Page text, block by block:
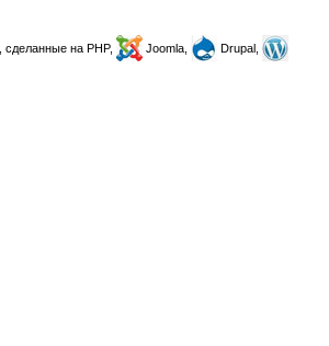
, сделанные на PHP, Joomla,
Drupal,